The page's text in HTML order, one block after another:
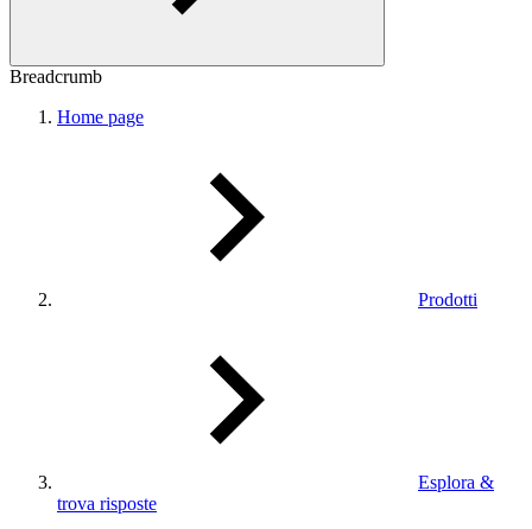
Breadcrumb
Home page
Prodotti
Esplora &
trova risposte